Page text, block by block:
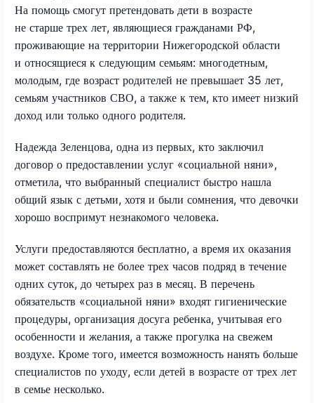
На помощь смогут претендовать дети в возрасте
не старше трех лет, являющиеся гражданами РФ,
проживающие на территории Нижегородской области
и относящиеся к следующим семьям: многодетным,
молодым, где возраст родителей не превышает 35 лет,
семьям участников СВО, а также к тем, кто имеет низкий
доход или только одного родителя.
Надежда Зеленцова, одна из первых, кто заключил
договор о предоставлении услуг «социальной няни»,
отметила, что выбранный специалист быстро нашла
общий язык с детьми, хотя и были сомнения, что девочки
хорошо воспримут незнакомого человека.
Услуги предоставляются бесплатно, а время их оказания
может составлять не более трех часов подряд в течение
одних суток, до четырех раз в месяц. В перечень
обязательств «социальной няни» входят гигиенические
процедуры, организация досуга ребенка, учитывая его
особенности и желания, а также прогулка на свежем
воздухе. Кроме того, имеется возможность нанять больше
специалистов по уходу, если детей в возрасте от трех лет
в семье несколько.